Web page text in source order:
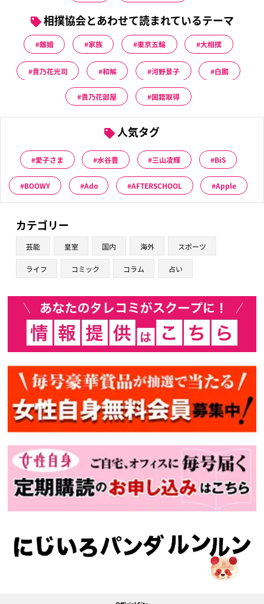
相撲協会とあわせて読まれているテーマ
離婚 家族 東京五輪 大相撲
貴乃花光司 和解 河野景子 白鵬
貴乃花部屋 国籍取得
人気タグ
愛子さま 水谷豊 三山凌輝 BiS
BOOWY Ado AFTERSCHOOL Apple
カテゴリー
芸能 皇室 国内 海外 スポーツ
ライフ コミック コラム 占い